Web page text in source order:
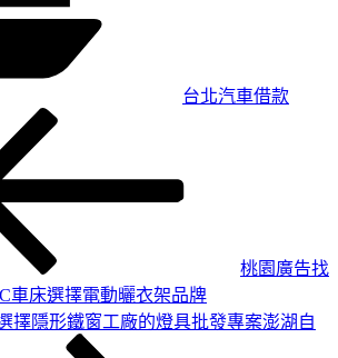
台北汽車借款
桃園廣告找
車床選擇電動曬衣架品牌
擇隱形鐵窗工廠的燈具批發專案澎湖自